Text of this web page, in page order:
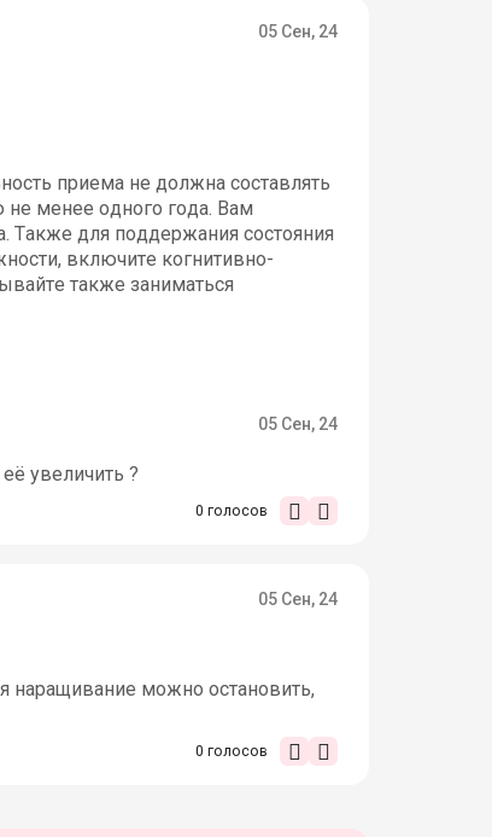
05 Сен, 24
приема не должна составлять
не менее одного года. Вам
Также для поддержания состояния
включите когнитивно-
также заниматься
05 Сен, 24
увеличить ?
0 голосов
05 Сен, 24
наращивание можно остановить,
0 голосов